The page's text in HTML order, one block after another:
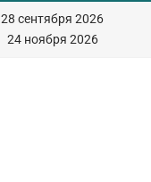
28 сентября 2026
24 ноября 2026